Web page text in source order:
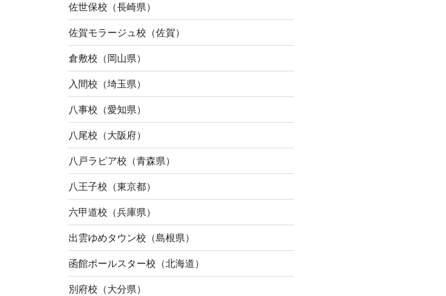
佐世保校（長崎県）
佐賀モラージュ校（佐賀）
倉敷校（岡山県）
入間校（埼玉県）
八事校（愛知県）
八尾校（大阪府）
八戸ラピア校（青森県）
八王子校（東京都）
六甲道校（兵庫県）
出雲ゆめタウン校（島根県）
函館ポールスター校（北海道）
別府校（大分県）